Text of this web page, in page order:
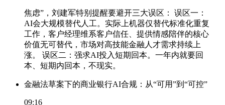
焦虑”，刘建军特别提醒要避开三大误区： 误区一：
AI会大规模替代人工。实际上机器仅替代标准化重复
工作，客户经理维系客户信任、提供情感陪伴的核心
价值无可替代，市场对高技能金融人才需求持续上
涨。 误区二：强求AI投入短期回本。一年内就要回
本、短期内回本，不现实。
金融法草案下的商业银行AI合规：从“可用”到“可控”
09:16